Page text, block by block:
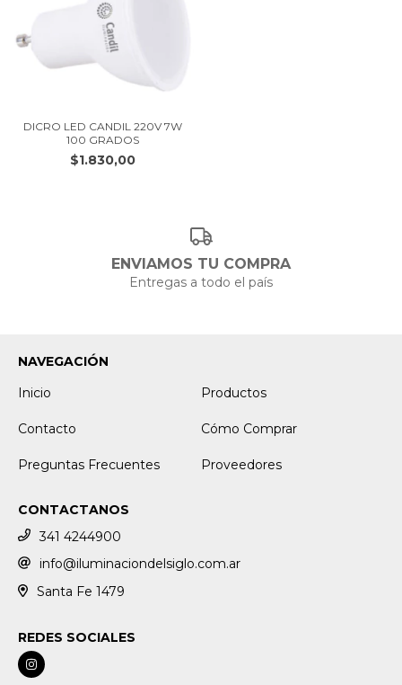
DICRO LED CANDIL 220V 7W
100 GRADOS
$1.830,00
ENVIAMOS TU COMPRA
Entregas a todo el país
NAVEGACIÓN
Inicio
Productos
Contacto Cómo Comprar
Preguntas Frecuentes Proveedores
CONTACTANOS
341 4244900
info@iluminaciondelsiglo.com.ar
Santa Fe 1479
REDES SOCIALES